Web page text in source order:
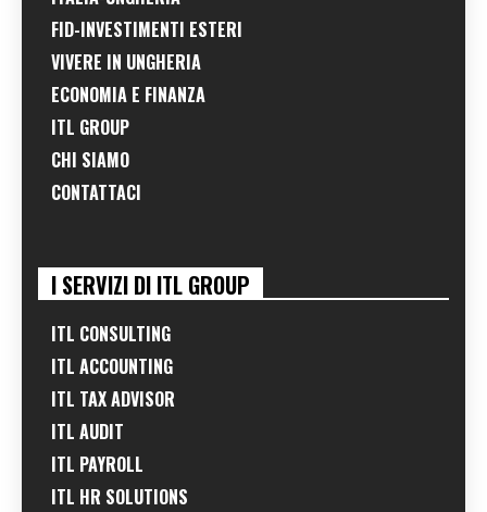
FID-INVESTIMENTI ESTERI
VIVERE IN UNGHERIA
ECONOMIA E FINANZA
ITL GROUP
CHI SIAMO
CONTATTACI
I SERVIZI DI ITL GROUP
ITL CONSULTING
ITL ACCOUNTING
ITL TAX ADVISOR
ITL AUDIT
ITL PAYROLL
ITL HR SOLUTIONS